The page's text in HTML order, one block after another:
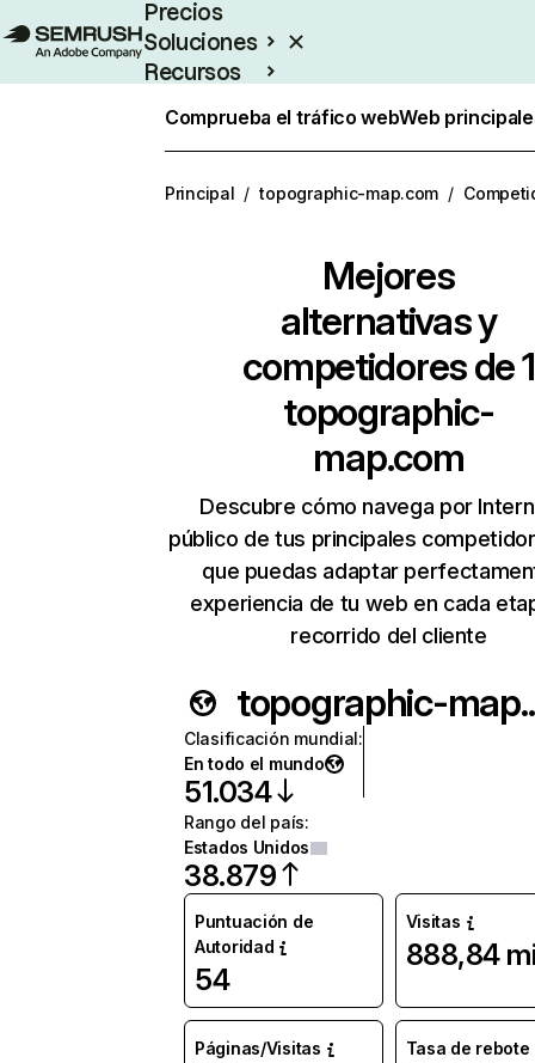
Precios
Soluciones
Recursos
Comprueba el tráfico webWeb
Principal / topographic-map.com /
Mejores
alternativas y
competidores de 1
topographic-
map.com
Descubre cómo navega por
público de tus principales
que puedas adaptar
experiencia de tu web en cada
recorrido del cliente
Clasificación mundial:
En todo el mundo
51.034
Rango del país:
Estados Unidos
38.879
Puntuación de
Autoridad
54
Visitas
888,84
Páginas/Visitas Tasa de rebote